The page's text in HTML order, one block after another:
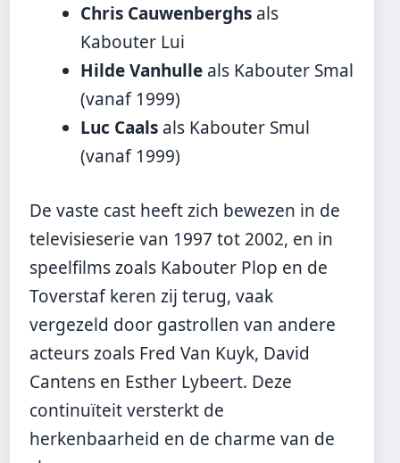
Chris Cauwenberghs als
Kabouter Lui
Hilde Vanhulle als Kabouter Smal
(vanaf 1999)
Luc Caals als Kabouter Smul
(vanaf 1999)
De vaste cast heeft zich bewezen in de
televisieserie van 1997 tot 2002, en in
speelfilms zoals Kabouter Plop en de
Toverstaf keren zij terug, vaak
vergezeld door gastrollen van andere
acteurs zoals Fred Van Kuyk, David
Cantens en Esther Lybeert. Deze
continuïteit versterkt de
herkenbaarheid en de charme van de